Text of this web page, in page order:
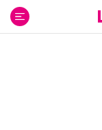
contenido